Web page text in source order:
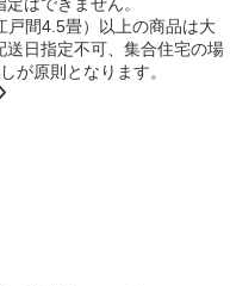
戸間4.5畳）以上の商品は大
送日指定不可 、集合住宅の場
が原則となります。